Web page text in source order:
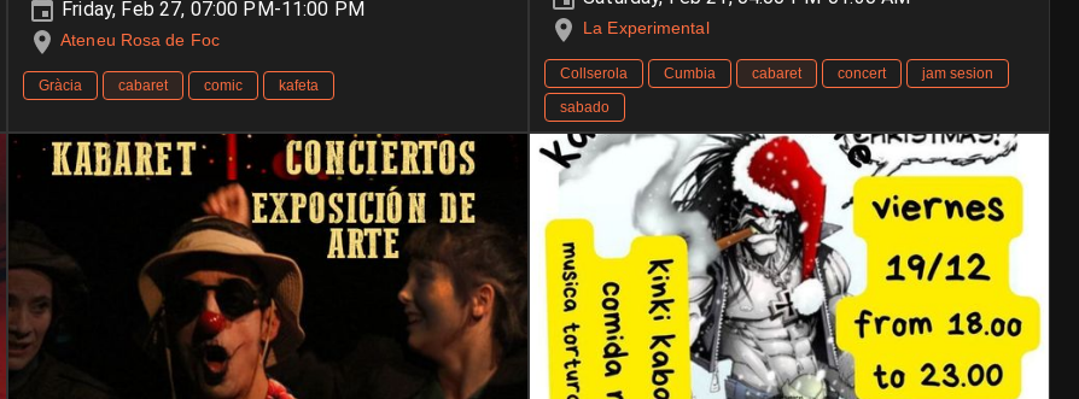
Friday, Feb 27, 07:00 PM-11:00 PM
Ateneu Rosa de Foc
Gràcia cabaret comic kafeta
La Experimental
Collserola Cumbia cabaret concert
jam sesion
sabado